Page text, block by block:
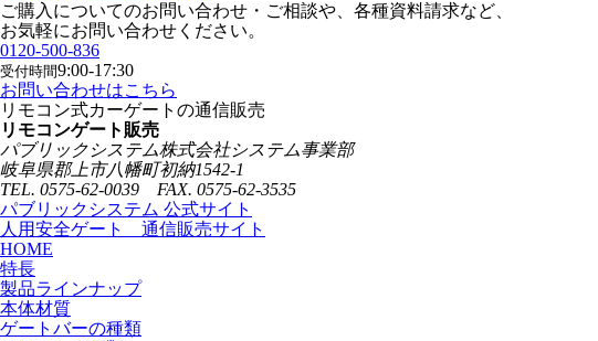
ご購入についてのお問い合わせ・ご相談や、各種資料請求など、
お気軽にお問い合わせください。
0120-500-836
受付時間9:00-17:30
お問い合わせはこちら
リモコン式カーゲートの通信販売
リモコンゲート販売
パブリックシステム株式会社システム事業部
岐阜県郡上市八幡町初納1542-1
TEL. 0575-62-0039 FAX. 0575-62-3535
パブリックシステム 公式サイト
人用安全ゲート 通信販売サイト
HOME
特長
製品ラインナップ
本体材質
ゲートバーの種類